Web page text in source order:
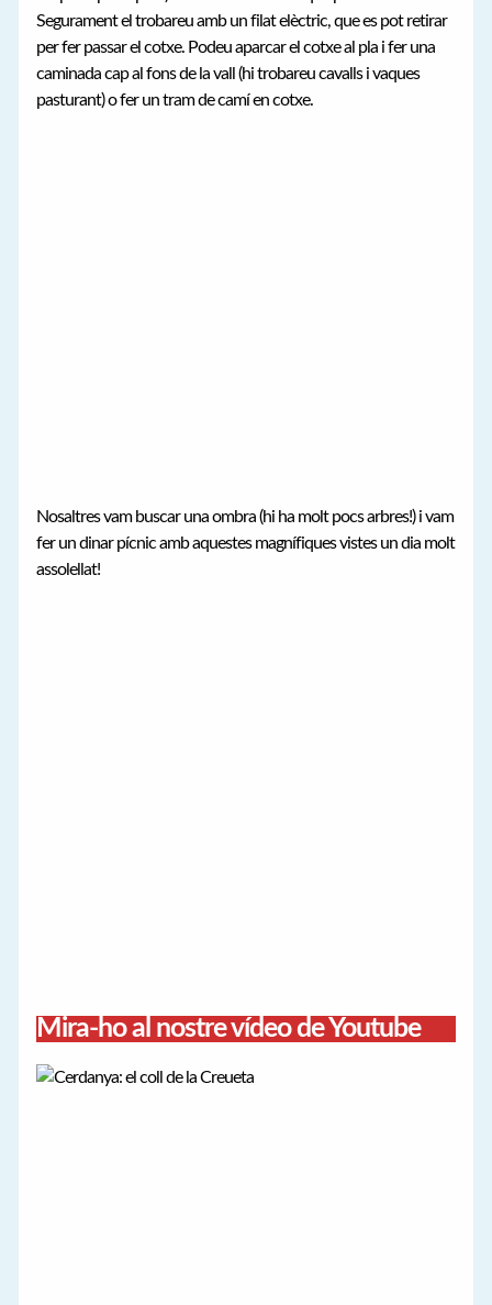
Segurament el trobareu amb un filat elèctric, que es pot retirar
per fer passar el cotxe. Podeu aparcar el cotxe al pla i fer una
caminada cap al fons de la vall (hi trobareu cavalls i vaques
pasturant) o fer un tram de camí en cotxe.
Nosaltres vam buscar una ombra (hi ha molt pocs arbres!) i vam
fer un dinar pícnic amb aquestes magnífiques vistes un dia molt
assolellat!
Mira-ho al nostre vídeo de Youtube